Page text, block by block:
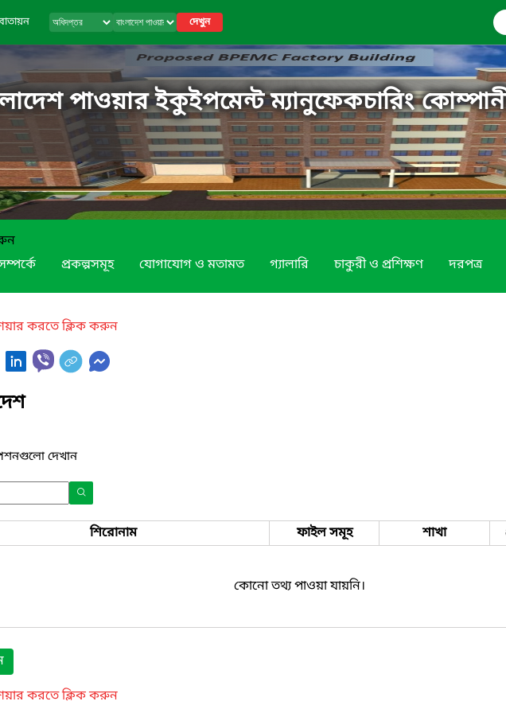
দেখুন
পাওয়ার ইকুইপমেন্ট ম্যানুফেকচারিং
প্রকল্পসমূহ যোগাযোগ ও মতামত গ্যালারি চাকুরী ও প্রশিক্ষণ দরপত্র
করতে ক্লিক করুন
দেখান
শিরোনাম ফাইল সমূহ শাখা
কোনো তথ্য পাওয়া যায়নি।
করতে ক্লিক করুন